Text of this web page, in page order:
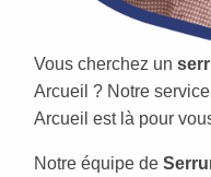
Vous cherchez un
Arcueil ? Notre
Arcueil est là pour
Notre équipe de